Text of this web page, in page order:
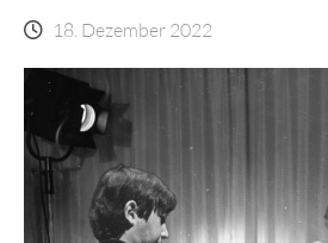
18. Dezember 2022